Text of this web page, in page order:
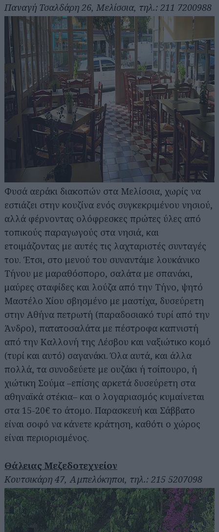
Παναγή Τσαλδάρη 26, Μελίσσια, τηλ.: 211 7200988
Φυσά αεράκι διακοπών στα Μελίσσια, χωρίς να
εστιάζει στην κουζίνα ενός συγκεκριμένου νησιού,
αλλά φέρνοντας ολόφρεσκες πρώτες ύλες από
τοπικούς παραγωγούς στα νησιά, και
ετοιμάζοντας με αυτές τις λαχταριστές συνταγές
του. Έτσι, στο μενού του συναντάμε λουκάνικο
Τήνου με μαραθόσπορο, σαλάτα με σπανάκι,
μαύρες σταφίδες και λούζα από την Τήνο, ψητό
Μαστέλο Χίου σβησμένο με μαστίχα, δυσεύρετη
στην Αθήνα πετρωτή (παραδοσιακό τυρί από την
Άνδρο), πατατοσαλάτα με πέστροφα καπνιστή
από την Καλλονή της Λέσβου και ναξιώτικο κομό
(τυρί και αυτό) σαγανάκι. Όλα αυτά, και άλλα
πολλά, τα συνοδεύετε με ουζάκι ή τσίπουρο, ή
χιώτικη Σούμα –επίσης αρκετά δυσεύρετη στα
αθηναϊκά στέκια– και ο λογαριασμός κυμαίνεται
στα 15-20€ το άτομο. Παρασκευή και Σάββατο
είναι σοφό να κάνετε κράτηση, καθότι ο χώρος
είναι περιορισμένος.
Θάλειας Μεζεδοτεχνείον
Κουτσικάρη 47, Αμπελόκηποι, τηλ.: 215 5207098